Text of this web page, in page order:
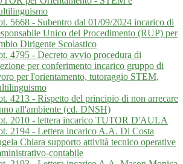
5668 - Subentro dal 01/09/2024 incarico di
Unico del Procedimento (RUP) per
Dirigente Scolastico
4795 - Decreto avvio procedura di
per conferimento incarico gruppo di
per l'orientamento, tutoraggio STEM,
4213 - Rispetto del principio di non arrecare
all'ambiente (cd. DNSH)
2010 - lettera incarico TUTOR D'AULA
2194 - Lettera incarico A.A. Di Costa
Chiara supporto attività tecnico operative
contabile